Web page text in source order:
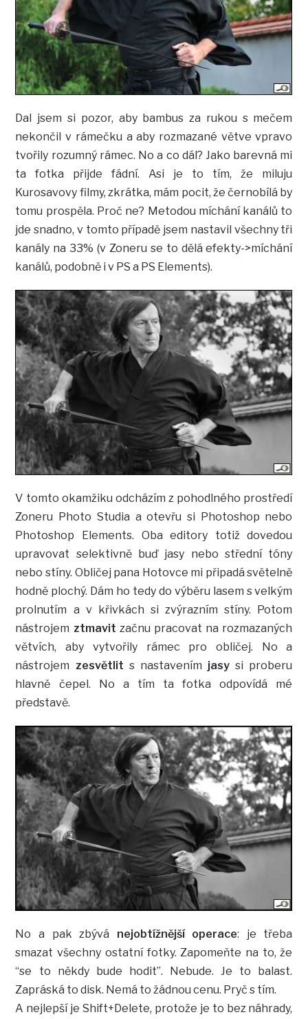
Dal jsem si pozor, aby bambus za rukou s mečem
nekončil v rámečku a aby rozmazané větve vpravo
tvořily rozumný rámec. No a co dál? Jako barevná mi
ta fotka přijde fádní. Asi je to tím, že miluju
Kurosavovy filmy, zkrátka, mám pocit, že černobílá by
tomu prospěla. Proč ne? Metodou míchání kanálů to
jde snadno, v tomto případě jsem nastavil všechny tři
kanály na 33% (v Zoneru se to dělá efekty->míchání
kanálů, podobně i v PS a PS Elements).
V tomto okamžiku odcházím z pohodlného prostředí
Zoneru Photo Studia a otevřu si Photoshop nebo
Photoshop Elements. Oba editory totiž dovedou
upravovat selektivně buď jasy nebo střední tóny
nebo stíny. Obličej pana Hotovce mi připadá světelně
hodně plochý. Dám ho tedy do výběru lasem s velkým
prolnutím a v křivkách si zvýrazním stíny. Potom
nástrojem ztmavit začnu pracovat na rozmazaných
větvích, aby vytvořily rámec pro obličej. No a
nástrojem zesvětlit s nastavením jasy si proberu
hlavně čepel. No a tím ta fotka odpovídá mé
představě.
No a pak zbývá nejobtížnější operace: je třeba
smazat všechny ostatní fotky. Zapomeňte na to, že
“se to někdy bude hodit”. Nebude. Je to balast.
Zapráská to disk. Nemá to žádnou cenu. Pryč s tím.
A nejlepší je Shift+Delete, protože je to bez náhrady,